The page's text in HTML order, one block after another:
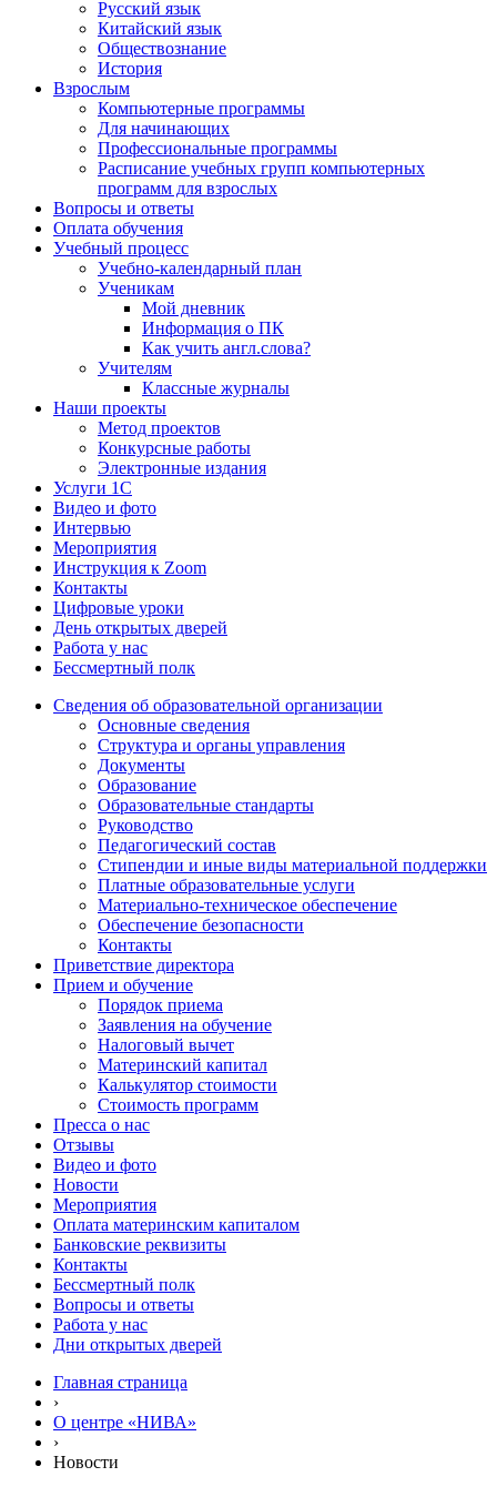
Русский язык
Китайский язык
Обществознание
История
Взрослым
Компьютерные программы
Для начинающих
Профессиональные программы
Расписание учебных групп компьютерных
программ для взрослых
Вопросы и ответы
Оплата обучения
Учебный процесс
Учебно-календарный план
Ученикам
Мой дневник
Информация о ПК
Как учить англ.слова?
Учителям
Классные журналы
Наши проекты
Метод проектов
Конкурсные работы
Электронные издания
Услуги 1C
Видео и фото
Интервью
Мероприятия
Инструкция к Zoom
Контакты
Цифровые уроки
День открытых дверей
Работа у нас
Бессмертный полк
Сведения об образовательной организации
Основные сведения
Структура и органы управления
Документы
Образование
Образовательные стандарты
Руководство
Педагогический состав
Стипендии и иные виды материальной поддержки
Платные образовательные услуги
Материально-техническое обеспечение
Обеспечение безопасности
Контакты
Приветствие директора
Прием и обучение
Порядок приема
Заявления на обучение
Налоговый вычет
Материнский капитал
Калькулятор стоимости
Стоимость программ
Пресса о нас
Отзывы
Видео и фото
Новости
Мероприятия
Оплата материнским капиталом
Банковские реквизиты
Контакты
Бессмертный полк
Вопросы и ответы
Работа у нас
Дни открытых дверей
Главная страница
›
О центре «НИВА»
›
Новости